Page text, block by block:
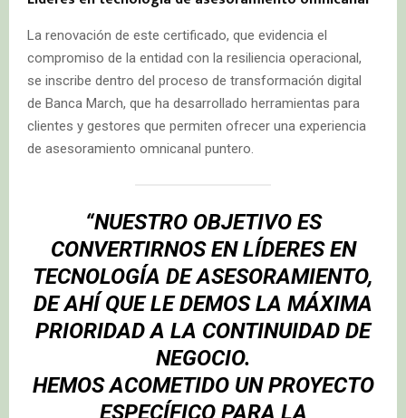
La renovación de este certificado, que evidencia el
compromiso de la entidad con la resiliencia operacional,
se inscribe dentro del proceso de transformación digital
de Banca March, que ha desarrollado herramientas para
clientes y gestores que permiten ofrecer una experiencia
de asesoramiento omnicanal puntero.
“NUESTRO OBJETIVO ES
CONVERTIRNOS EN LÍDERES EN
TECNOLOGÍA DE ASESORAMIENTO,
DE AHÍ QUE LE DEMOS LA MÁXIMA
PRIORIDAD A LA CONTINUIDAD DE
NEGOCIO.
HEMOS ACOMETIDO UN PROYECTO
ESPECÍFICO PARA LA